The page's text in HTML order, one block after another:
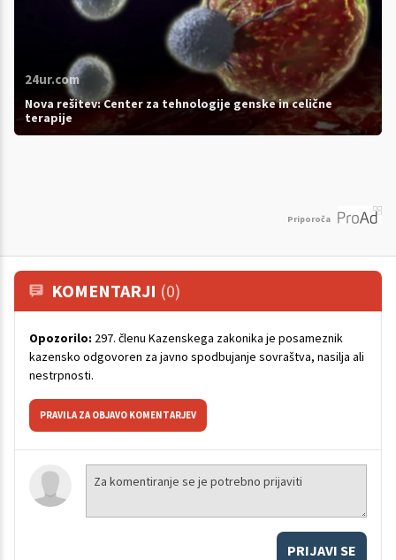
24ur.com
Nova rešitev: Center za tehnologije genske in celične
terapije
Priporoča
KOMENTARJI (0)
Opozorilo: 297. členu Kazenskega zakonika je posameznik
kazensko odgovoren za javno spodbujanje sovraštva, nasilja ali
nestrpnosti.
PRAVILA ZA OBJAVO KOMENTARJEV
PRIJAVI SE